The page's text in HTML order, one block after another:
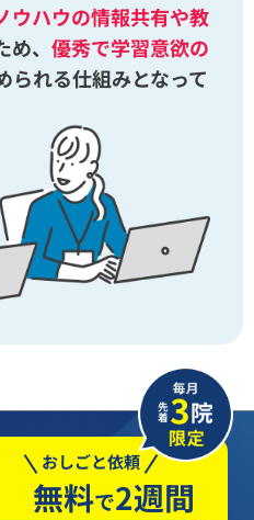
ウハウの情報共有や教
、 優秀で学習意欲の
られる仕組みとなって
おしごと依頼
無料で2週間